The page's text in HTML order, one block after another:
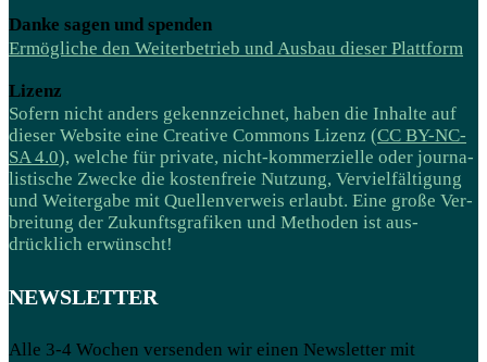
Danke sagen und spenden
Ermögliche den Weiterbetrieb und Ausbau dieser Plattform
Lizenz
Sofern nicht anders gekenn­zeichnet, haben die Inhalte auf
dieser Website eine Creative Commons Lizenz (CC BY-NC-
SA 4.0), welche für private, nicht-kommer­zielle oder journa­­
listische Zwecke die kosten­freie Nutzung, Ver­viel­­fälti­gung
und Weiter­gabe mit Quellen­verweis erlaubt. Eine große Ver­
breitung der Zukunftsgrafiken und Methoden ist aus­
drücklich erwünscht!
NEWSLETTER
Alle 3-4 Wochen versenden wir einen Newsletter mit